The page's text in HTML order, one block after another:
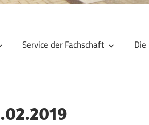
Service der Fachschaft